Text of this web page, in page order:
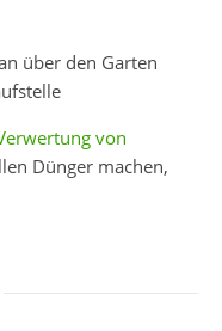
über den Garten
von
Dünger machen,